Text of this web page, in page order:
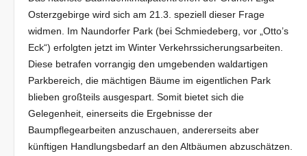
Osterzgebirge wird sich am 21.3. speziell dieser Frage
widmen. Im Naundorfer Park (bei Schmiedeberg, vor „Otto’s
Eck“) erfolgten jetzt im Winter Verkehrssicherungsarbeiten.
Diese betrafen vorrangig den umgebenden waldartigen
Parkbereich, die mächtigen Bäume im eigentlichen Park
blieben großteils ausgespart. Somit bietet sich die
Gelegenheit, einerseits die Ergebnisse der
Baumpflegearbeiten anzuschauen, andererseits aber
künftigen Handlungsbedarf an den Altbäumen abzuschätzen.